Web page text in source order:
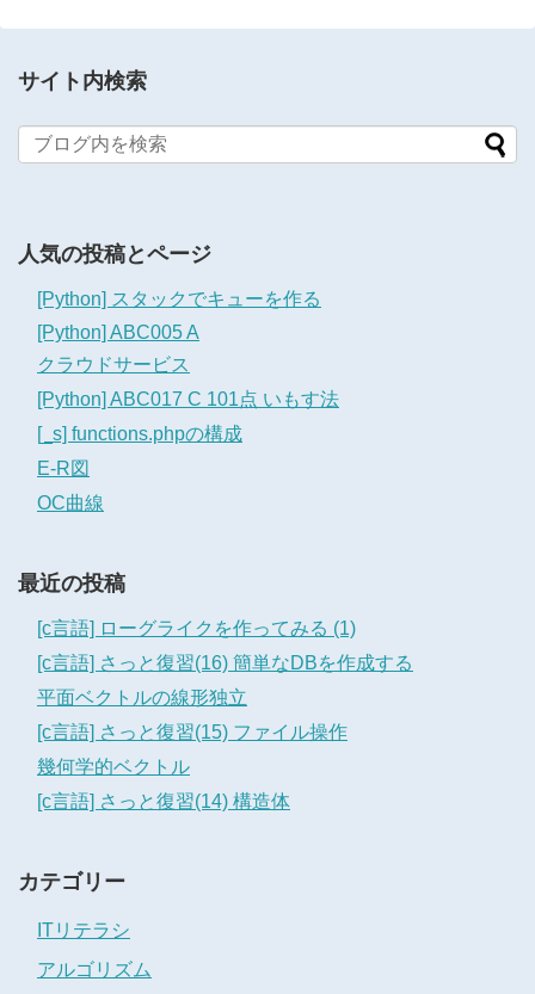
サイト内検索
人気の投稿とページ
[Python] スタックでキューを作る
[Python] ABC005 A
クラウドサービス
[Python] ABC017 C 101点 いもす法
[_s] functions.phpの構成
E-R図
OC曲線
最近の投稿
[c言語] ローグライクを作ってみる (1)
[c言語] さっと復習(16) 簡単なDBを作成する
平面ベクトルの線形独立
[c言語] さっと復習(15) ファイル操作
幾何学的ベクトル
[c言語] さっと復習(14) 構造体
カテゴリー
ITリテラシ
アルゴリズム